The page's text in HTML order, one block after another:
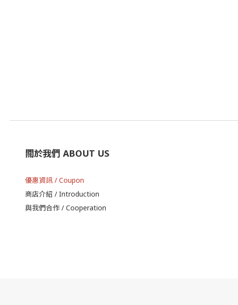
關於我們 ABOUT US
優惠資訊 / Coupon
商店介紹 / Introduction
與我們合作 / Cooperation